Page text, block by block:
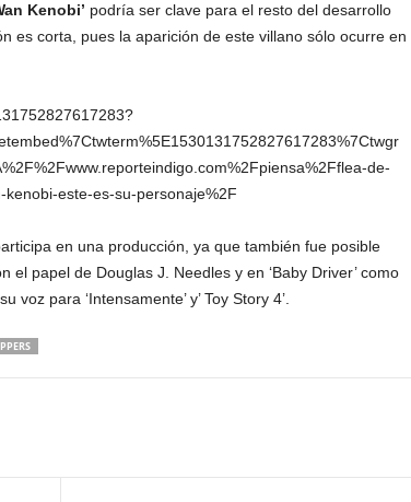
Kenobi’ podría ser clave para el resto del desarrollo
es corta, pues la aparición de este villano sólo ocurre en
de-
este-es-su-personaje%2F
en una producción, ya que también fue posible
el papel de Douglas J. Needles y en ‘Baby Driver’ como
voz para ‘Intensamente’ y’ Toy Story 4’.